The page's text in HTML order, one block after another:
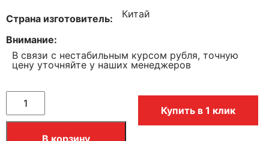
Страна изготовитель Китай
Внимание
В связи с нестабильным курсом рубля, точную
цену уточняйте у наших менеджеров
Купить в 1 клик